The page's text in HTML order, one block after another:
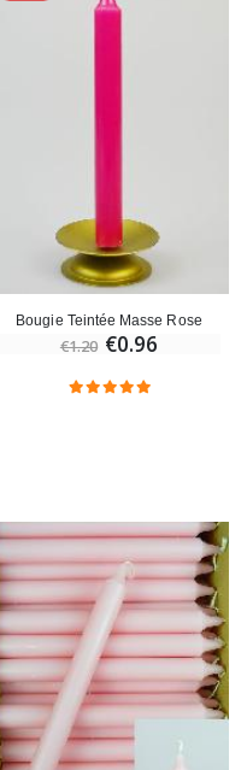
Bougie Teintée Masse Rose
€1.20 €0.96